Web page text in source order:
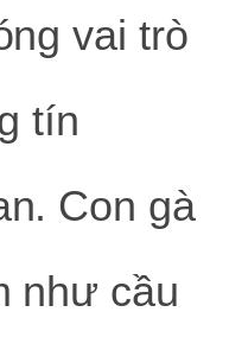
vai trò
tín
Con gà
như cầu